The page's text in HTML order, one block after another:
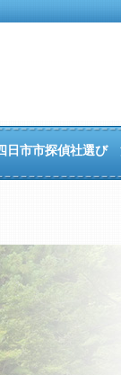
市市探偵社選び